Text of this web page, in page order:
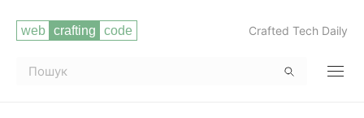
Crafted Tech Daily